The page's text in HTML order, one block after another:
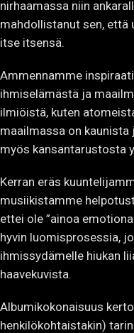
nirhaamassa niin
mahdollistanut sen, että
itse itsensä.
Ammennamme
ihmiselämästä ja
ilmiöistä, kuten
maailmassa on
myös kansantarustosta
Kerran eräs
musiikistamme
ettei ole ”ainoa
hyvin luomisprosessia,
ihmissydämelle hiukan
haavekuvista.
Albumikokonaisuus
henkilökohtaistakin)